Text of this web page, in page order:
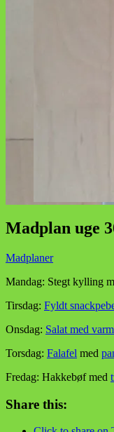
Madplan uge
Madplaner
Mandag: Stegt kylling
Tirsdag: Fyldt
Onsdag: Salat med
Torsdag: Falafel med
Fredag: Hakkebøf med
Share this: